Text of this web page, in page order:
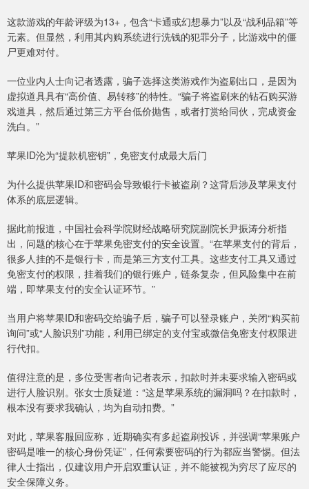
这款游戏的年龄评级为13+，包含“卡通或幻想暴力”以及“战利品箱”等
元素。但显然，利用其内购系统进行洗钱的犯罪分子，比游戏中的僵
尸更难对付。
一位业内人士向记者透露，骗子选择这类游戏作为盗刷出口，是因为
虚拟道具具有“高价值、易转移”的特性。“骗子将盗刷来的钻石购买游
戏道具，然后通过第三方平台低价抛售，或者打赏给同伙，完成资金
洗白。”
苹果ID沦为“提款机密钥”，免密支付成最大后门
为什么提供苹果ID和密码会导致银行卡被盗刷？这背后涉及苹果支付
体系的底层逻辑。
据此前报道，中国社会科学院财经战略研究院副院长尹振涛分析指
出，问题的核心在于苹果免密支付的安全设置。“在苹果支付的背后，
很多人挂的不是银行卡，而是第三方支付工具。这些支付工具又通过
免密支付的权限，挂着我们的银行账户，链条复杂，但风险集中在前
端，即苹果支付的安全认证环节。”
当用户将苹果ID和密码交给骗子后，骗子可以登录账户，关闭“购买前
询问”或“人脸识别”功能，利用已绑定的支付宝或微信免密支付权限进
行代扣。
值得注意的是，多位受害者向记者表示，扣款时并未要求输入密码或
进行人脸识别。张女士质疑道：“这是苹果系统的漏洞吗？在扣款时，
根本没有要求我确认，均为自动扣费。”
对此，苹果客服回应称，近期确实有多起盗刷投诉，并强调“苹果账户
密码是唯一的核心身份凭证”，任何索要密码的行为都应当警惕。但法
律人士指出，仅建议用户开启双重认证，并不能被视为穷尽了应尽的
安全保障义务。